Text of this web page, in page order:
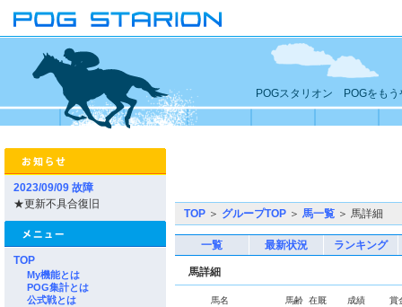
POGスタリオン POGをもう
2023/09/09 故障
★更新不具合復旧
TOP
My機能とは
POG集計とは
公式戦とは
TOP ＞ グループTOP ＞ 馬一覧 ＞ 馬詳細
一覧 最新状況 ランキング
馬詳細
馬名 馬齢 在厩 成績 賞